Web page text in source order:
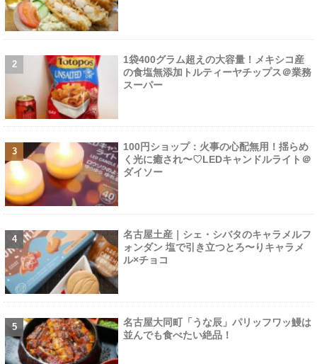
1袋400グラム超えの大容量！メキシコ産
の食塩無添加トルティーヤチップス＠業務
スーパー
100円ショップ：火事の心配無用！揺らめ
く光に癒され〜♡LEDキャンドルライト＠
ダイソー
名古屋土産｜シェ・シバタのキャラメルフ
ォンダン 塩で引き立つとろ〜りキャラメ
ル×チョコ
名古屋大同町「うな辰」パリッフワッ鰻は
並んでも食べたい絶品！